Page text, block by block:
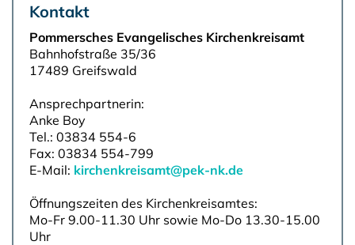
Kontakt
Pommersches Evangelisches Kirchenkreisamt
Bahnhofstraße 35/36
17489 Greifswald
Ansprechpartnerin:
Anke Boy
Tel.: 03834 554-6
Fax: 03834 554-799
E-Mail: kirchenkreisamt@pek-nk.de
Öffnungszeiten des Kirchenkreisamtes:
Mo-Fr 9.00-11.30 Uhr sowie Mo-Do 13.30-15.00
Uhr